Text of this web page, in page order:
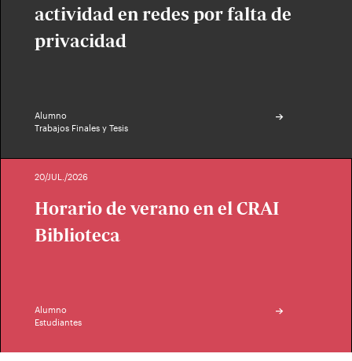
actividad en redes por falta de
privacidad
Alumno
Trabajos Finales y Tesis
20/JUL./2026
Horario de verano en el CRAI
Biblioteca
Alumno
Estudiantes